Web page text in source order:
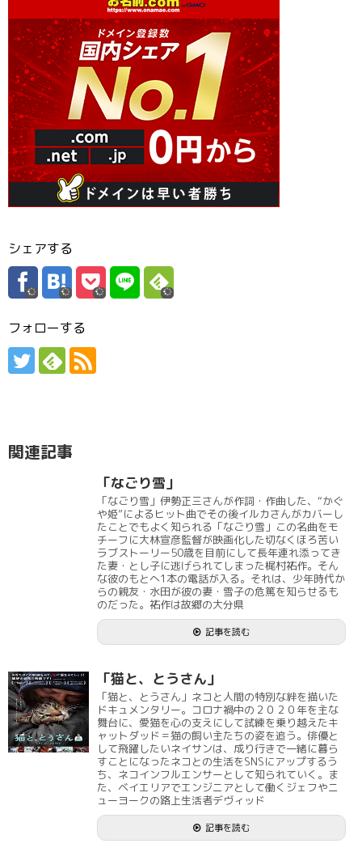
シェアする
フォローする
関連記事
「なごり雪」
「なごり雪」伊勢正三さんが作詞・作曲した、“かぐ
や姫”によるヒット曲でその後イルカさんがカバーし
たことでもよく知られる「なごり雪」この名曲をモ
チーフに大林宣彦監督が映画化した切なくほろ苦い
ラブストーリー50歳を目前にして長年連れ添ってき
た妻・とし子に逃げられてしまった梶村祐作。そん
な彼のもとへ1本の電話が入る。それは、少年時代か
らの親友・水田が彼の妻・雪子の危篤を知らせるも
のだった。祐作は故郷の大分県
記事を読む
「猫と、とうさん」
「猫と、とうさん」ネコと人間の特別な絆を描いた
ドキュメンタリー。コロナ禍中の２０２０年を主な
舞台に、愛猫を心の支えにして試練を乗り越えたキ
ャットダッド＝猫の飼い主たちの姿を追う。俳優と
して飛躍したいネイサンは、成り行きで一緒に暮ら
すことになったネコとの生活をSNSにアップするう
ち、ネコインフルエンサーとして知られていく。ま
た、ベイエリアでエンジニアとして働くジェフやニ
ューヨークの路上生活者デヴィッド
記事を読む